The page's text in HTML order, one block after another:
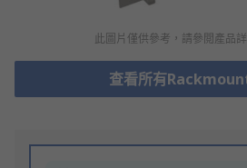
此圖片僅供參考，請參閲產品
查看所有